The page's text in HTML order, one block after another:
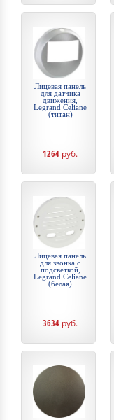
Лицевая панель
для датчика
движения,
Legrand Celiane
(титан)
1264 руб.
Лицевая панель
для звонка с
подсветкой,
Legrand Celiane
(белая)
3634 руб.